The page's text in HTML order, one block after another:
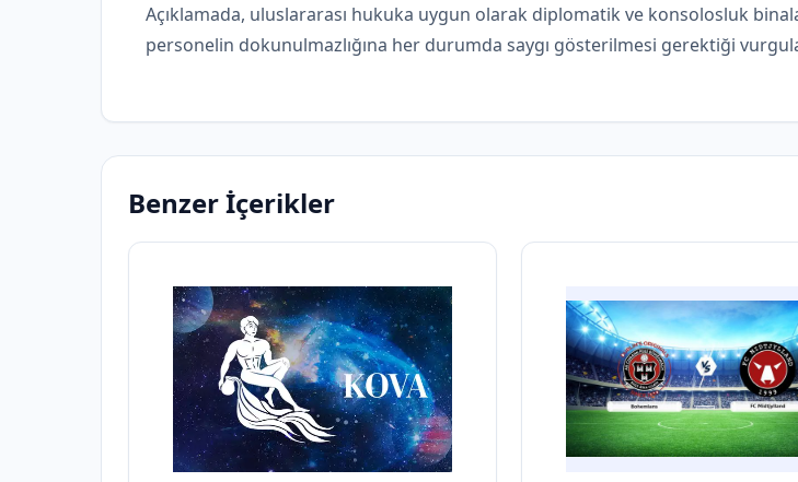
Açıklamada, uluslararası hukuka uygun olarak diplomatik ve konsolosluk
personelin dokunulmazlığına her durumda saygı gösterilmesi gerektiği
Benzer İçerikler